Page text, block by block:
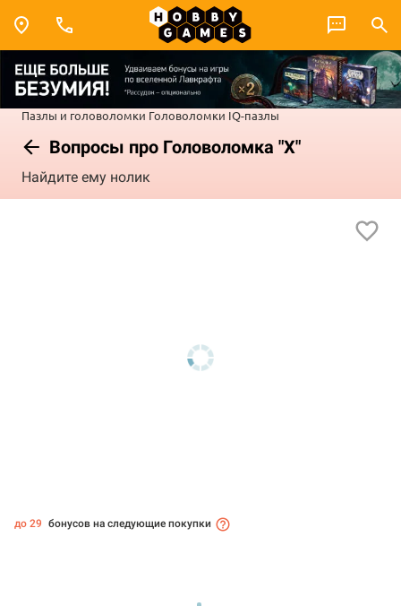
Пазлы и головоломки Головоломки IQ-пазлы
Вопросы про Головоломка "Х"
Найдите ему нолик
до 29 бонусов на следующие покупки